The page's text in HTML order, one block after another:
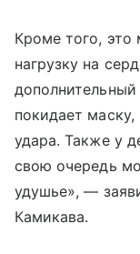
Кроме того, это
нагрузку на
покидает
удара. Также у
свою очередь
удушье», —
Камикава.